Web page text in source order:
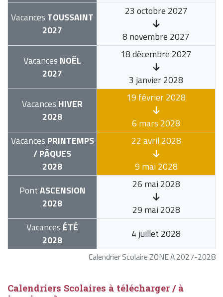
Calendrier Scolaire ZONE A 2027-2028
Vacances TOUSSAINT
2027
23 octobre 2027
8 novembre 2027
Vacances NOËL
2027
18 décembre 2027
3 janvier 2028
Vacances HIVER
2028
19 février 2028
6 mars 2028
Vacances PRINTEMPS
/ PÂQUES
2028
22 avril 2028
9 mai 2028
PontASCENSION
2028
26 mai 2028
29 mai 2028
Vacances ÉTÉ
2028
4 juillet 2028
Calendriers Scolaires à télécharger / à